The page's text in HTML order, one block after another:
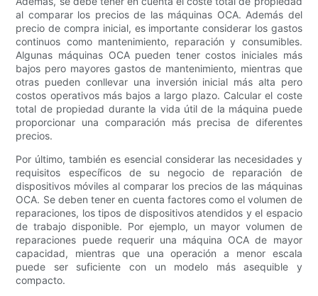
al comparar los precios de las máquinas OCA. Además del
precio de compra inicial, es importante considerar los gastos
continuos como mantenimiento, reparación y consumibles.
Algunas máquinas OCA pueden tener costos iniciales más
bajos pero mayores gastos de mantenimiento, mientras que
otras pueden conllevar una inversión inicial más alta pero
costos operativos más bajos a largo plazo. Calcular el coste
total de propiedad durante la vida útil de la máquina puede
proporcionar una comparación más precisa de diferentes
precios.
Por último, también es esencial considerar las necesidades y
requisitos específicos de su negocio de reparación de
dispositivos móviles al comparar los precios de las máquinas
OCA. Se deben tener en cuenta factores como el volumen de
reparaciones, los tipos de dispositivos atendidos y el espacio
de trabajo disponible. Por ejemplo, un mayor volumen de
reparaciones puede requerir una máquina OCA de mayor
capacidad, mientras que una operación a menor escala
puede ser suficiente con un modelo más asequible y
compacto.